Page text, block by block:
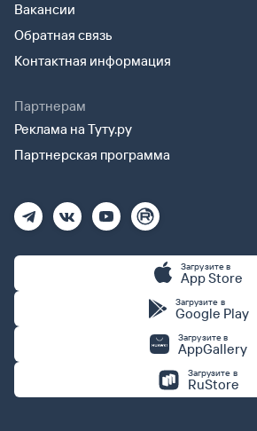
Вакансии
Обратная связь
Контактная информация
Партнерам
Реклама на Туту.ру
Партнерская программа
Загрузите в
App Store
Загрузите в
Google Play
Загрузите в
AppGallery
Загрузите в
RuStore